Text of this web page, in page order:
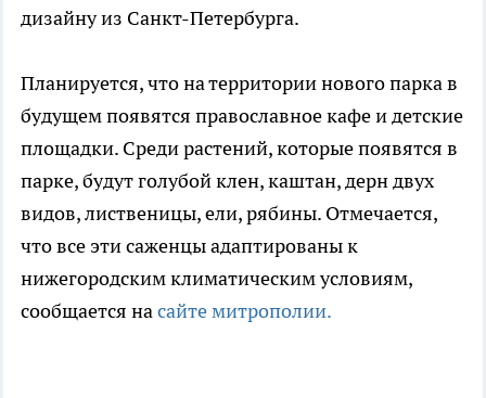
дизайну из Санкт-Петербурга.
Планируется, что на территории нового парка в
будущем появятся православное кафе и детские
площадки. Среди растений, которые появятся в
парке, будут голубой клен, каштан, дерн двух
видов, лиственицы, ели, рябины. Отмечается,
что все эти саженцы адаптированы к
нижегородским климатическим условиям,
сообщается насайте митрополии.